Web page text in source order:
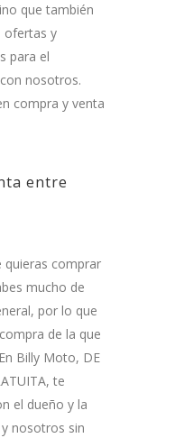
que también
ofertas y
para el
nosotros.
compra y venta
entre
quieras comprar
mucho de
por lo que
de la que
Billy Moto, DE
te
el dueño y la
nosotros sin